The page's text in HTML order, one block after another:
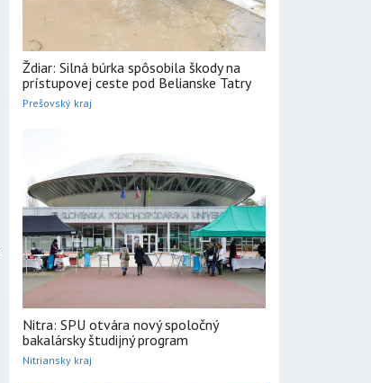
Ždiar: Silná búrka spôsobila škody na
prístupovej ceste pod Belianske Tatry
Prešovský kraj
Nitra: SPU otvára nový spoločný
bakalársky študijný program
Nitriansky kraj